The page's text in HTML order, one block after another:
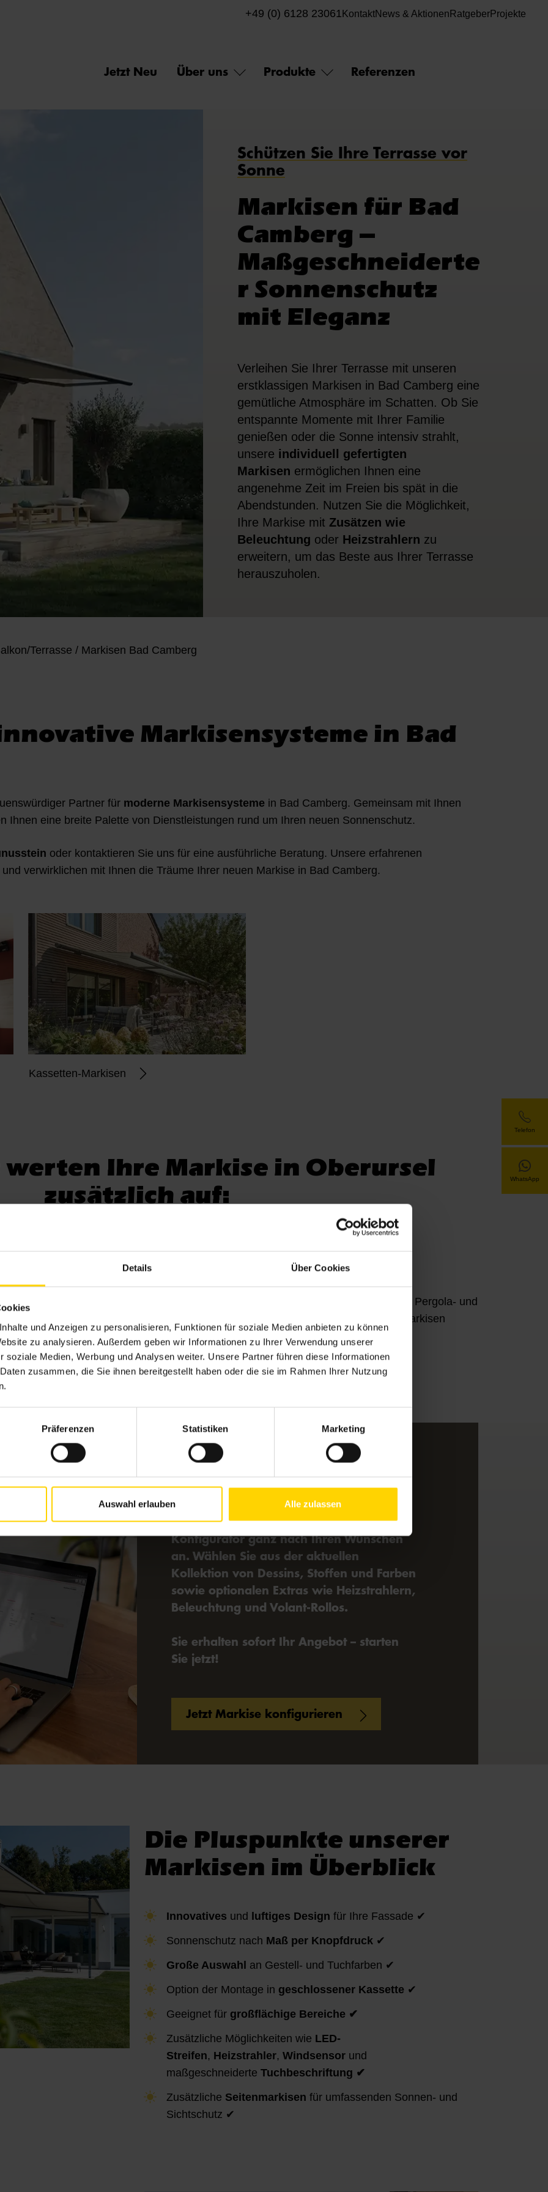
Details Über Cookies
und Anzeigen zu personalisieren, Funktionen für soziale Medien anbieten zu können
zu analysieren. Außerdem geben wir Informationen zu Ihrer Verwendung unserer
soziale Medien, Werbung und Analysen weiter. Unsere Partner führen diese Informationen
zusammen, die Sie ihnen bereitgestellt haben oder die sie im Rahmen Ihrer Nutzung
Präferenzen Statistiken Marketing
Auswahl erlauben Alle zulassen
+49 (0) 6128 23061 KontaktNews & Aktionen RatgeberProjekte
Jetzt Neu Über uns Produkte Referenzen
Terrasse / Markisen Bad Camberg
Schützen Sie Ihre Terrasse vor
Sonne
Markisen für Bad
Camberg –­
Maßgeschneiderte
r Sonnenschutz
mit Eleganz
Verleihen Sie Ihrer Terrasse mit unseren
erstklassigen Markisen in Bad Camberg eine
gemütliche Atmosphäre im Schatten. Ob Sie
entspannte Momente mit Ihrer Familie
genießen oder die Sonne intensiv strahlt,
unsere individuell gefertigten
Markisen ermöglichen Ihnen eine
angenehme Zeit im Freien bis spät in die
Abendstunden. Nutzen Sie die Möglichkeit,
Ihre Markise mit Zusätzen wie
Beleuchtung oder Heizstrahlern zu
erweitern, um das Beste aus Ihrer Terrasse
herauszuholen.
Markisensysteme in Bad
Partner für moderne Markisensysteme in Bad Camberg. Gemeinsam mit Ihnen
Ihnen eine breite Palette von Dienstleistungen rund um Ihren neuen Sonnenschutz.
oder kontaktieren Sie uns für eine ausführliche Beratung. Unsere erfahrenen
verwirklichen mit Ihnen die Träume Ihrer neuen Markise in Bad Camberg.
Kassetten-Markisen
werten Ihre Markise in Oberursel
zusätzlich auf:
Volants und Volant-
Seitenmarkisen für Pergola- und
Terrassenmarkisen
Markisen-Konfigurator:
Gestalten Sie Ihre perfekte
Markise!
Passen Sie Ihre Markise mit dem
Konfigurator ganz nach Ihren Wünschen
an. Wählen Sie aus der aktuellen
Kollektion von Dessins, Stoffen und Farben
sowie optionalen Extras wie Heizstrahlern,
Beleuchtung und Volant-Rollos.
Sie erhalten sofort Ihr Angebot – starten
Sie jetzt!
Jetzt Markise konfigurieren
Die Pluspunkte unserer
Markisen im Überblick
Innovatives und luftiges Design für Ihre Fassade ✔
Sonnenschutz nach Maß per Knopfdruck ✔
Große Auswahl an Gestell- und Tuchfarben ✔
Option der Montage in geschlossener Kassette ✔
Geeignet für großflächige Bereiche ✔
Zusätzliche Möglichkeiten wie LED-
Streifen, Heizstrahler, Windsensor und
maßgeschneiderte Tuchbeschriftung ✔
Zusätzliche Seitenmarkisen für umfassenden Sonnen- und
Sichtschutz ✔
Telefon
WhatsApp